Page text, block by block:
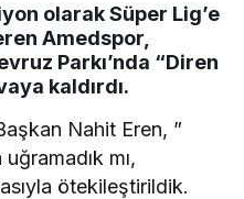
olarak Süper Lig’e
Amedspor,
Parkı’nda “Diren
kaldırdı.
Nahit Eren, ”
uğramadık mı,
ötekileştirildik.